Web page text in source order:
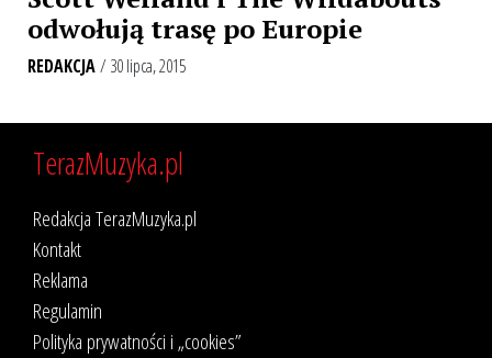
odwołują trasę po Europie
REDAKCJA/ 30 lipca, 2015
TerazMuzyka.pl
Redakcja TerazMuzyka.pl
Kontakt
Reklama
Regulamin
Polityka prywatności i „cookies”